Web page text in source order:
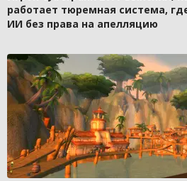
работает тюремная система,
ИИ без права на апелляцию